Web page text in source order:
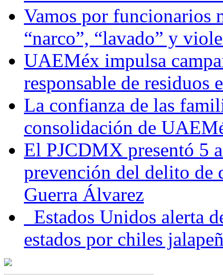
Vamos por funcionarios
“narco”, “lavado” y
UAEMéx impulsa
responsable de residuos
La confianza de las
consolidación de
El PJCDMX presentó 5
prevención del delito de
Guerra Álvarez
Estados Unidos alerta
estados por chiles